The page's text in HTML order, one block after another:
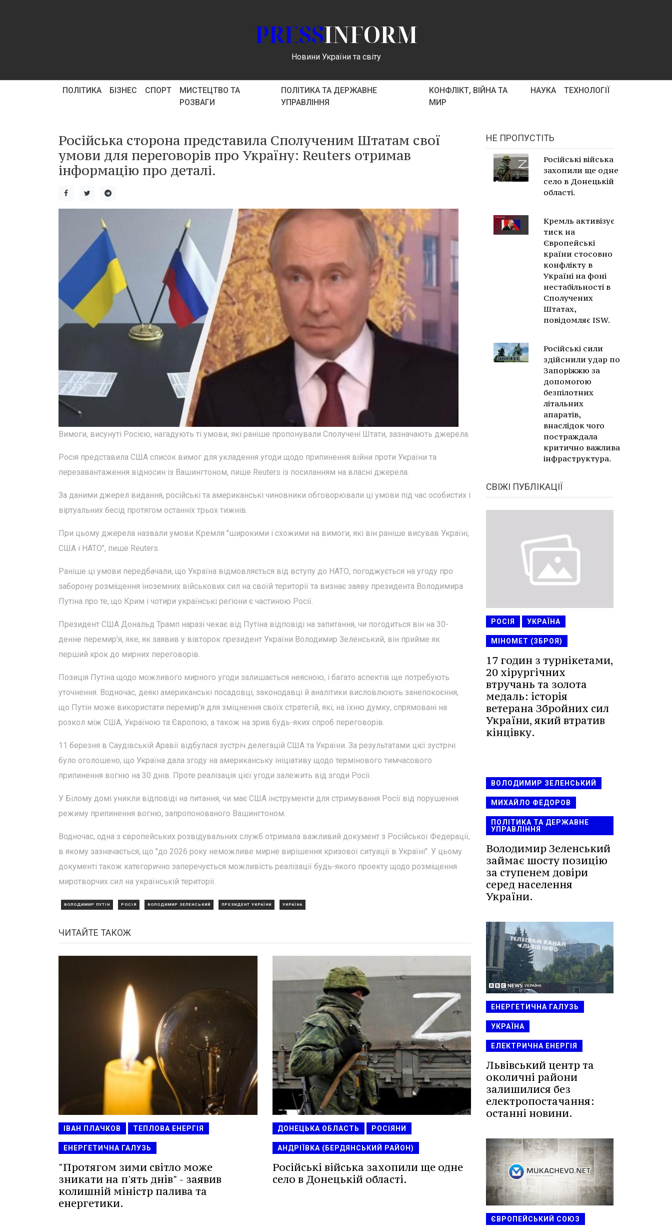
PRESSINFORM
Новини України та світу
ПОЛІТИКА БІЗНЕС СПОРТ
МИСТЕЦТВО ТА
РОЗВАГИ
ПОЛІТИКА ТА ДЕРЖАВНЕ
УПРАВЛІННЯ
КОНФЛІКТ, ВІЙНА ТА
МИР
НАУКА ТЕХНОЛОГІЇ
Російська сторона представила Сполученим Штатам свої
умови для переговорів про Україну: Reuters отримав
інформацію про деталі.
Вимоги, висунуті Росією, нагадують ті умови, які раніше пропонували Сполучені Штати, зазначають джерела.
Росія представила США список вимог для укладення угоди щодо припинення війни проти України та
перезавантаження відносин із Вашингтоном, пише Reuters із посиланням на власні джерела.
За даними джерел видання, російські та американські чиновники обговорювали ці умови під час особистих і
віртуальних бесід протягом останніх трьох тижнів.
При цьому джерела назвали умови Кремля "широкими і схожими на вимоги, які він раніше висував Україні,
США і НАТО", пише Reuters.
Раніше ці умови передбачали, що Україна відмовляється від вступу до НАТО, погоджується на угоду про
заборону розміщення іноземних військових сил на своїй території та визнає заяву президента Володимира
Путіна про те, що Крим і чотири українські регіони є частиною Росії.
Президент США Дональд Трамп наразі чекає від Путіна відповіді на запитання, чи погодиться він на 30-
денне перемир'я, яке, як заявив у вівторок президент України Володимир Зеленський, він прийме як
перший крок до мирних переговорів.
Позиція Путіна щодо можливого мирного угоди залишається неясною, і багато аспектів ще потребують
уточнення. Водночас, деякі американські посадовці, законодавці й аналітики висловлюють занепокоєння,
що Путін може використати перемир'я для зміцнення своїх стратегій, які, на їхню думку, спрямовані на
розкол між США, Україною та Європою, а також на зрив будь-яких спроб переговорів.
11 березня в Саудівській Аравії відбулася зустріч делегацій США та України. За результатами цієї зустрічі
було оголошено, що Україна дала згоду на американську ініціативу щодо термінового тимчасового
припинення вогню на 30 днів. Проте реалізація цієї угоди залежить від згоди Росії.
У Білому домі уникли відповіді на питання, чи має США інструменти для стримування Росії від порушення
режиму припинення вогню, запропонованого Вашингтоном.
Водночас, одна з європейських розвідувальних служб отримала важливий документ з Російської Федерації,
в якому зазначається, що "до 2026 року неможливе мирне вирішення кризової ситуації в Україні". У цьому
документі також категорично заперечується можливість реалізації будь-якого проекту щодо розміщення
миротворчих сил на українській території.
ВОЛОДИМИР ПУТІН РОСІЯ ВОЛОДИМИР ЗЕЛЕНСЬКИЙ ПРЕЗИДЕНТ УКРАЇНИ УКРАЇНА
ЧИТАЙТЕ ТАКОЖ
ІВАН ПЛАЧКОВ ТЕПЛОВА ЕНЕРГІЯ
ЕНЕРГЕТИЧНА ГАЛУЗЬ
"Протягом зими світло може
зникати на п'ять днів" - заявив
колишній міністр палива та
енергетики.
ДОНЕЦЬКА ОБЛАСТЬ РОСІЯНИ
АНДРІЇВКА (БЕРДЯНСЬКИЙ РАЙОН)
Російські війська захопили ще одне
село в Донецькій області.
НЕ ПРОПУСТІТЬ
Російські війська
захопили ще одне
село в Донецькій
області.
Кремль активізує
тиск на
Європейські
країни стосовно
конфлікту в
Україні на фоні
нестабільності в
Сполучених
Штатах,
повідомляє ISW.
Російські сили
здійснили удар по
Запоріжжю за
допомогою
безпілотних
літальних
апаратів,
внаслідок чого
постраждала
критично важлива
інфраструктура.
СВІЖІ ПУБЛІКАЦІЇ
РОСІЯ УКРАЇНА
МІНОМЕТ (ЗБРОЯ)
17 годин з турнікетами,
20 хірургічних
втручань та золота
медаль: історія
ветерана Збройних сил
України, який втратив
кінцівку.
ВОЛОДИМИР ЗЕЛЕНСЬКИЙ
МИХАЙЛО ФЕДОРОВ
ПОЛІТИКА ТА ДЕРЖАВНЕ
УПРАВЛІННЯ
Володимир Зеленський
займає шосту позицію
за ступенем довіри
серед населення
України.
ЕНЕРГЕТИЧНА ГАЛУЗЬ
УКРАЇНА
ЕЛЕКТРИЧНА ЕНЕРГІЯ
Львівський центр та
околичні райони
залишилися без
електропостачання:
останні новини.
ЄВРОПЕЙСЬКИЙ СОЮЗ